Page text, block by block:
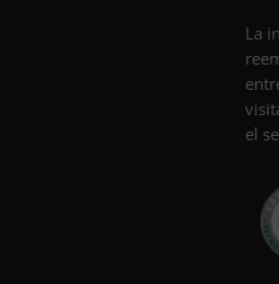
La
el